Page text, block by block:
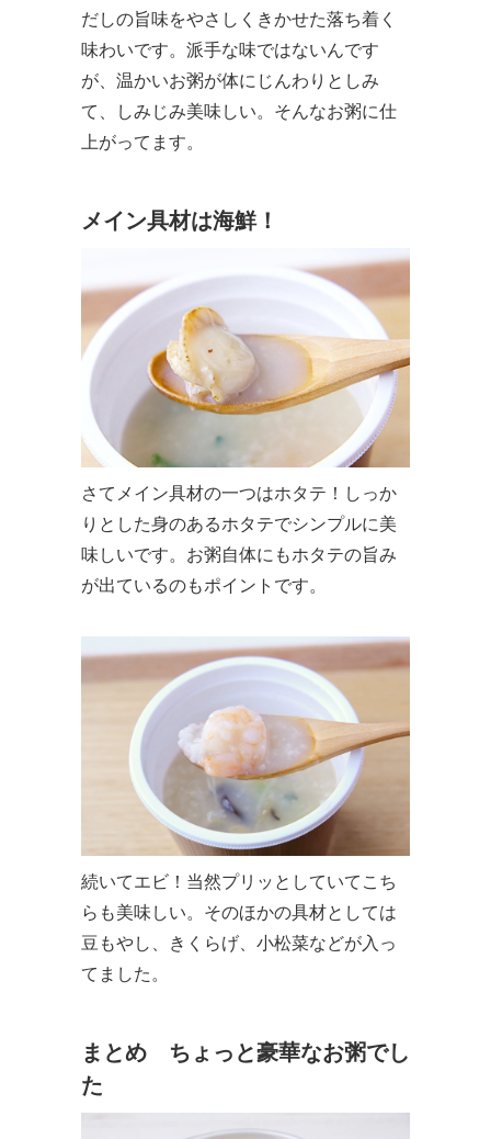
だしの旨味をやさしくきかせた落ち着く
味わいです。派手な味ではないんです
が、温かいお粥が体にじんわりとしみ
て、しみじみ美味しい。そんなお粥に仕
上がってます。
メイン具材は海鮮！
さてメイン具材の一つはホタテ！しっか
りとした身のあるホタテでシンプルに美
味しいです。お粥自体にもホタテの旨み
が出ているのもポイントです。
続いてエビ！当然プリッとしていてこち
らも美味しい。そのほかの具材としては
豆もやし、きくらげ、小松菜などが入っ
てました。
まとめ ちょっと豪華なお粥でし
た